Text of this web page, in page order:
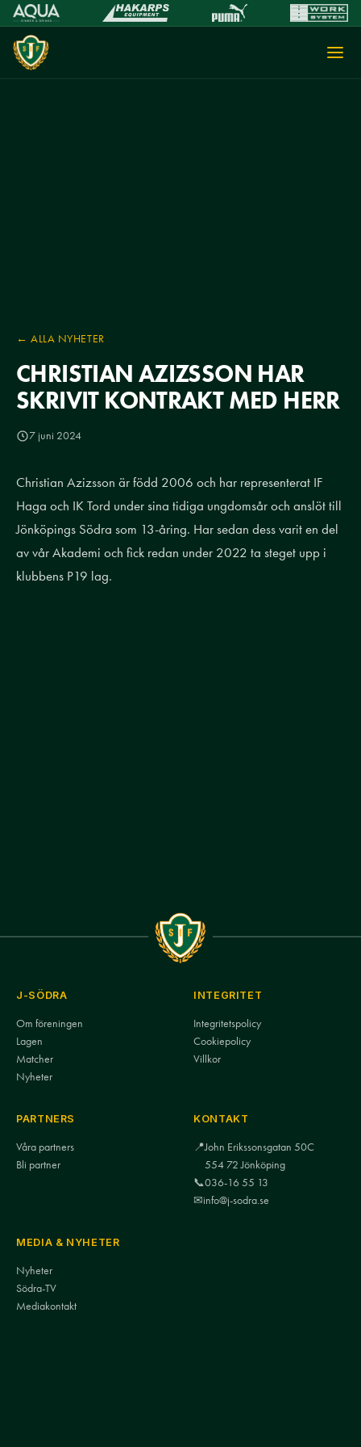
← ALLA NYHETER
CHRISTIAN AZIZSSON HAR
SKRIVIT KONTRAKT MED HERR
7 juni 2024
Christian Azizsson är född 2006 och har representerat IF
Haga och IK Tord under sina tidiga ungdomsår och anslöt till
Jönköpings Södra som 13-åring. Har sedan dess varit en del
av vår Akademi och fick redan under 2022 ta steget upp i
klubbens P19 lag.
J-SÖDRA
Om föreningen
Lagen
Matcher
Nyheter
INTEGRITET
Integritetspolicy
Cookiepolicy
Villkor
PARTNERS
Våra partners
Bli partner
KONTAKT
📍John Erikssonsgatan 50C
554 72 Jönköping
📞036-16 55 13
✉info@j-sodra.se
MEDIA & NYHETER
Nyheter
Södra-TV
Mediakontakt